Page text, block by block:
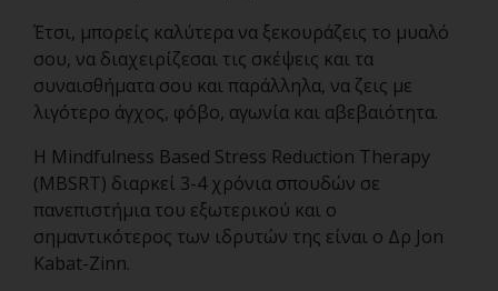
Έτσι, μπορείς καλύτερα να ξεκουράζεις το μυαλό
σου, να διαχειρίζεσαι τις σκέψεις και τα
συναισθήματα σου και παράλληλα, να ζεις με
λιγότερο άγχος, φόβο, αγωνία και αβεβαιότητα.
Η Mindfulness Based Stress Reduction Therapy
(MBSRT) διαρκεί 3-4 χρόνια σπουδών σε
πανεπιστήμια του εξωτερικού και ο
σημαντικότερος των ιδρυτών της είναι ο Δρ Jon
Kabat-Zinn.